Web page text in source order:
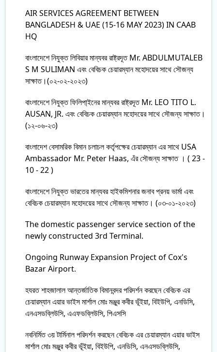
AIR SERVICES AGREEMENT BETWEEN
BANGLADESH & UAE (15-16 MAY 2023) IN CAAB
HQ
বাংলাদেশে নিযুক্ত লিবিয়ার মান্যবর রাষ্ট্রদূত Mr. ABDULMUTALEB
S M SULIMAN এবং বেবিচক চেয়ারম্যান মহোদয়ের সাথে সৌজন্য
সাক্ষাত।(০২-০২-২০২৩)
বাংলাদেশে নিযুক্ত ফিলিপা্ইনের মান্যবর রাষ্ট্রদূত Mr. LEO TITO L.
AUSAN, JR. এবং বেবিচক চেয়ারম্যান মহোদয়ের সাথে সৌজন্য সাক্ষাত।
(১২-০৬-২৩)
বাংলাদেশ বেসামরিক বিমান চলাচল কর্তৃপক্ষের চেয়ারম্যান এর সাথে USA
Ambassador Mr. Peter Haas, এঁর সৌজন্য সাক্ষাত । ( 23 -
10 - 22 )
বাংলাদেশে নিযুক্ত ভারতের মান্যবর হাইকমিশনার জনাব প্রনয় ভার্মা এবং
বেবিচক চেয়ারম্যান মহোদয়ের সাথে সৌজন্য সাক্ষাত। (০৩-০১-২০২৩)
The domestic passenger service section of the
newly constructed 3rd Terminal.
Ongoing Runway Expansion Project of Cox's
Bazar Airport.
হযরত শাহজালাল আন্তর্জাতিক বিমানবন্দর পরিদর্শন করছেন বেবিচক এর
চেয়ারম্যান এয়ার ভাইস মার্শাল মোঃ মঞ্জুর কবীর ভূঁইয়া, বিইউপি, এনডিসি,
এনএসডব্লিউসি, এএফডব্লিউসি, পিএসসি
নবনির্মিত ৩য় টার্মিনাল পরিদর্শন করছেন বেবিচক এর চেয়ারম্যান এয়ার ভাইস
মার্শাল মোঃ মঞ্জুর কবীর ভূঁইয়া, বিইউপি, এনডিসি, এনএসডব্লিউসি,